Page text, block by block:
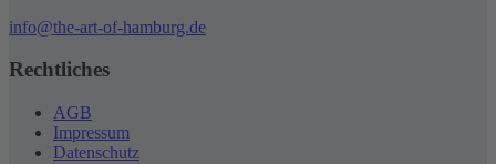
info@the-art-of-hamburg.de
Rechtliches
AGB
Impressum
Datenschutz